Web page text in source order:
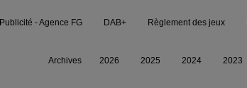
Publicité - Agence FG DAB+ Règlement des jeux
Archives 2026 2025 2024 2023